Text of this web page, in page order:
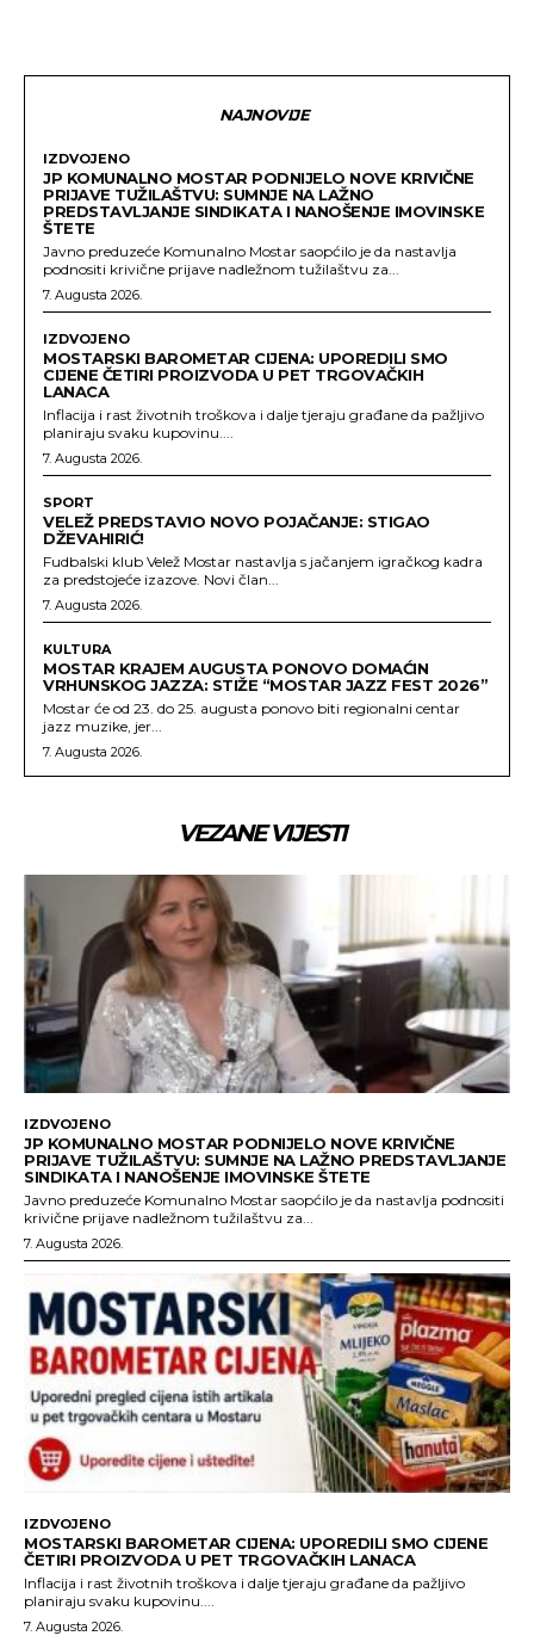
NAJNOVIJE
IZDVOJENO
JP KOMUNALNO MOSTAR PODNIJELO NOVE KRIVIČNE
PRIJAVE TUŽILAŠTVU: SUMNJE NA LAŽNO
PREDSTAVLJANJE SINDIKATA I NANOŠENJE IMOVINSKE
ŠTETE
Javno preduzeće Komunalno Mostar saopćilo je da nastavlja
podnositi krivične prijave nadležnom tužilaštvu za...
7. Augusta 2026.
IZDVOJENO
MOSTARSKI BAROMETAR CIJENA: UPOREDILI SMO
CIJENE ČETIRI PROIZVODA U PET TRGOVAČKIH
LANACA
Inflacija i rast životnih troškova i dalje tjeraju građane da pažljivo
planiraju svaku kupovinu....
7. Augusta 2026.
SPORT
VELEŽ PREDSTAVIO NOVO POJAČANJE: STIGAO
DŽEVAHIRIĆ!
Fudbalski klub Velež Mostar nastavlja s jačanjem igračkog kadra
za predstojeće izazove. Novi član...
7. Augusta 2026.
KULTURA
MOSTAR KRAJEM AUGUSTA PONOVO DOMAĆIN
VRHUNSKOG JAZZA: STIŽE “MOSTAR JAZZ FEST 2026”
Mostar će od 23. do 25. augusta ponovo biti regionalni centar
jazz muzike, jer...
7. Augusta 2026.
VEZANE VIJESTI
IZDVOJENO
JP KOMUNALNO MOSTAR PODNIJELO NOVE KRIVIČNE
PRIJAVE TUŽILAŠTVU: SUMNJE NA LAŽNO PREDSTAVLJANJE
SINDIKATA I NANOŠENJE IMOVINSKE ŠTETE
Javno preduzeće Komunalno Mostar saopćilo je da nastavlja podnositi
krivične prijave nadležnom tužilaštvu za...
7. Augusta 2026.
IZDVOJENO
MOSTARSKI BAROMETAR CIJENA: UPOREDILI SMO CIJENE
ČETIRI PROIZVODA U PET TRGOVAČKIH LANACA
Inflacija i rast životnih troškova i dalje tjeraju građane da pažljivo
planiraju svaku kupovinu....
7. Augusta 2026.